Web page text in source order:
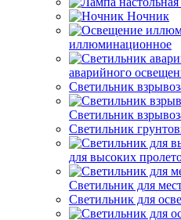
Ночник
иллюминационное
аварийного
Светильник
Светильник
Светильник
для высоких
Светильник для
Светильник для